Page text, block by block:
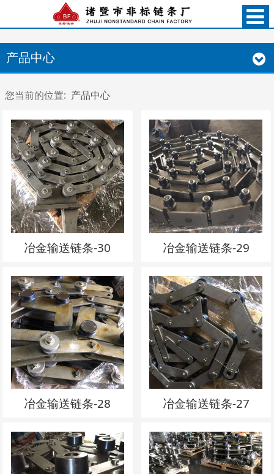
产品中心
您当前的位置: 产品中心
冶金输送链条-30 冶金输送链条-29
冶金输送链条-28 冶金输送链条-27